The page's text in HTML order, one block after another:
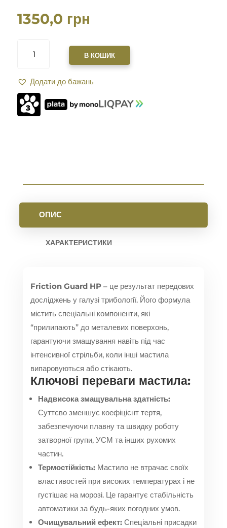
1350,0 грн
BORE
GUARD
HP
118
МЛ
В КОШИК
Додати до бажань
ОПИС
ХАРАКТЕРИСТИКИ
Friction Guard HP– це результат передових
досліджень у галузі трибології. Його формула
містить спеціальні компоненти, які
“прилипають” до металевих поверхонь,
гарантуючи змащування навіть під час
інтенсивної стрільби, коли інші мастила
випаровуються або стікають.
Ключові переваги мастила:
Надвисока змащувальна здатність:
Суттєво зменшує коефіцієнт тертя,
забезпечуючи плавну та швидку роботу
затворної групи, УСМ та інших рухомих
частин.
Термостійкість:Мастило не втрачає своїх
властивостей при високих температурах і не
густішає на морозі. Це гарантує стабільність
автоматики за будь-яких погодних умов.
Очищувальний ефект:Спеціальні присадки